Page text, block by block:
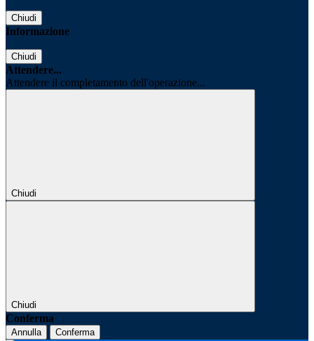
Chiudi
Informazione
Chiudi
Attendere...
Attendere il completamento dell'operazione...
Chiudi
Chiudi
Conferma
Annulla Conferma